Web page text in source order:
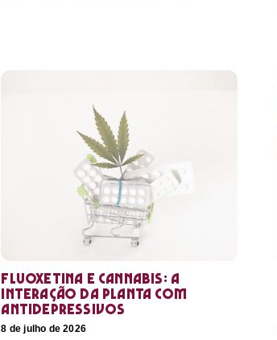
Fluoxetina e Cannabis: a
interação da planta com
antidepressivos
8 de julho de 2026